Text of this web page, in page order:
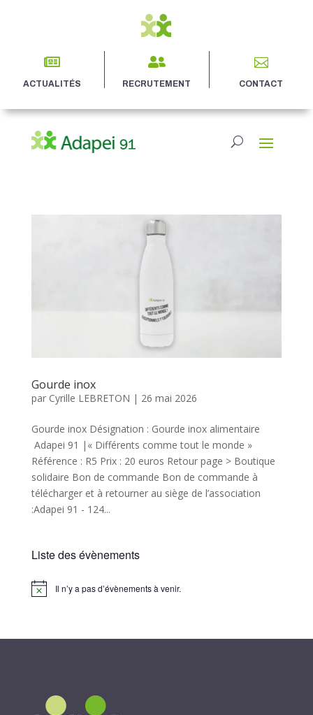

ACTUALITÉS

RECRUTEMENT

CONTACT
Gourde inox
par Cyrille LEBRETON | 26 mai 2026
Gourde inox Désignation : Gourde inox alimentaire
Adapei 91 |« Différents comme tout le monde »
Référence : R5 Prix : 20 euros Retour page > Boutique
solidaire Bon de commande Bon de commande à
télécharger et à retourner au siège de l’association
:Adapei 91 - 124...
Liste des évènements
Notice Il n’y a pas d’évènements à venir.